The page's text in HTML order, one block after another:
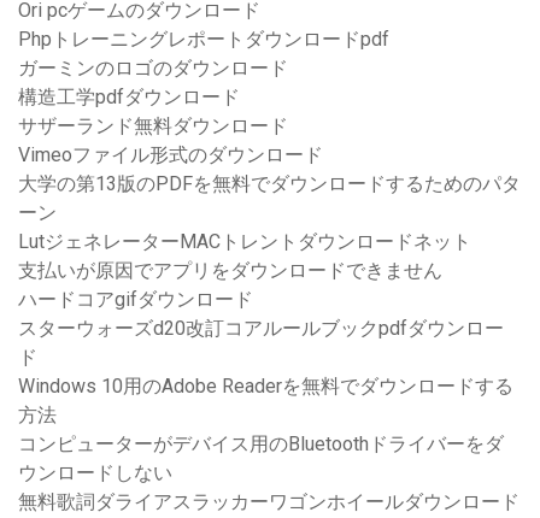
Ori pcゲームのダウンロード
Phpトレーニングレポートダウンロードpdf
ガーミンのロゴのダウンロード
構造工学pdfダウンロード
サザーランド無料ダウンロード
Vimeoファイル形式のダウンロード
大学の第13版のPDFを無料でダウンロードするためのパタ
ーン
LutジェネレーターMACトレントダウンロードネット
支払いが原因でアプリをダウンロードできません
ハードコアgifダウンロード
スターウォーズd20改訂コアルールブックpdfダウンロー
ド
Windows 10用のAdobe Readerを無料でダウンロードする
方法
コンピューターがデバイス用のBluetoothドライバーをダ
ウンロードしない
無料歌詞ダライアスラッカーワゴンホイールダウンロード